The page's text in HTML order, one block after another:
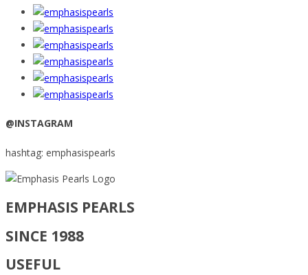
@INSTAGRAM
hashtag: emphasispearls
EMPHASIS PEARLS
SINCE 1988
USEFUL